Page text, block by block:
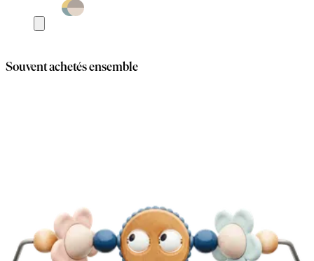
au
Souvent achetés ensemble